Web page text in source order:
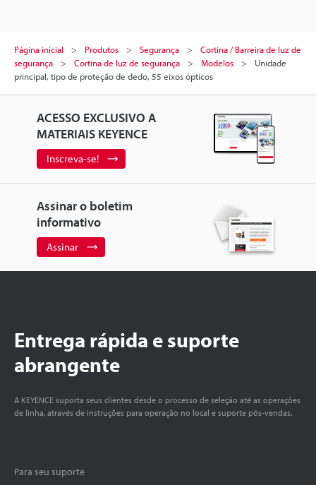
Página inicial Produtos Segurança
Cortina / Barreira de luz de
segurança
Cortina de luz de segurança Modelos
Unidade
principal, tipo de proteção de dedo, 55 eixos ópticos
ACESSO EXCLUSIVO A
MATERIAIS KEYENCE
Inscreva-se!
Assinar o boletim
informativo
Assinar
Entrega rápida e suporte
abrangente
A KEYENCE suporta seus clientes desde o processo de seleção até as operações
de linha, através de instruções para operação no local e suporte pós-vendas.
Para seu suporte